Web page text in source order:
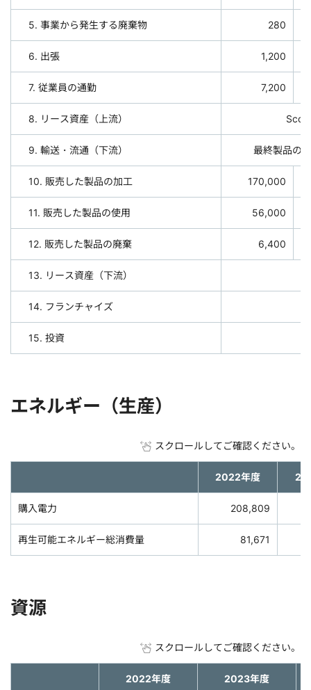
5. 事業から発生する廃棄物 280
6. 出張 1,200
7. 従業員の通勤 7,200
8. リース資産（上流）
9. 輸送・流通（下流） 最終製品の
10. 販売した製品の加工 170,000
11. 販売した製品の使用 56,000
12. 販売した製品の廃棄 6,400
13. リース資産（下流）
14. フランチャイズ
15. 投資
エネルギー（生産）
スクロールしてご確認ください。
2022年度
購入電力 208,809
再生可能エネルギー総消費量 81,671
資源
スクロールしてご確認ください。
2022年度 2023年度